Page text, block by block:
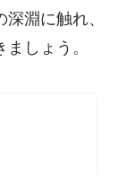
淵に触れ、
しょう。